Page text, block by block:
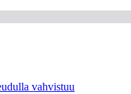
vahvistuu